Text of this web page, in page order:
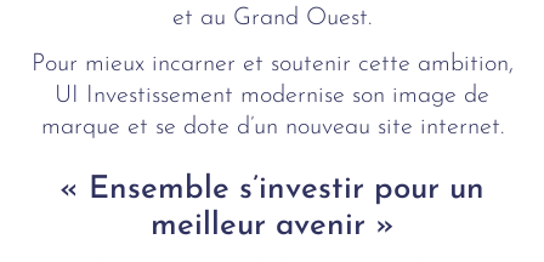
et au Grand Ouest.
Pour mieux incarner et soutenir cette ambition,
UI Investissement modernise son image de
marque et se dote d’un nouveau site internet.
« Ensemble s’investir pour un
meilleur avenir »